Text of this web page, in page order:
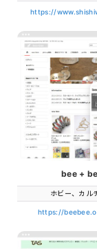
https://
bee +
ホビー、カル
https://